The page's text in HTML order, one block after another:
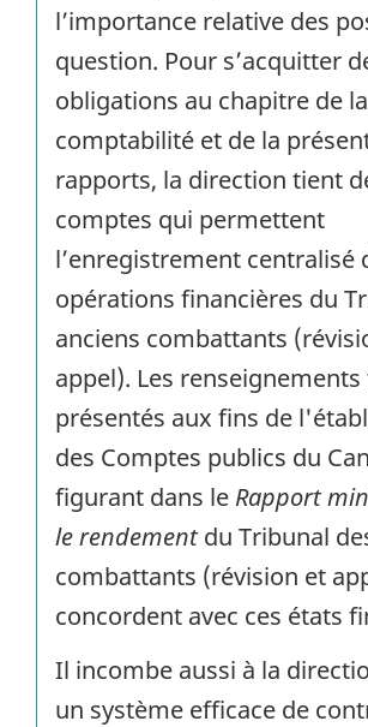
l’importance relative des
question. Pour s’acquitter
obligations au chapitre de la
comptabilité et de la
rapports, la direction tient
comptes qui permettent
l’enregistrement centralisé
opérations financières du
anciens combattants
appel). Les
présentés aux fins de
des Comptes publics du
figurant dans le Rapport
le rendementdu Tribunal
combattants (révision et
concordent avec ces états
Il incombe aussi à la
un système efficace de